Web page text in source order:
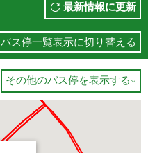
最新情報に更新
バス停一覧表示に切り替える
その他のバス停を表示する 